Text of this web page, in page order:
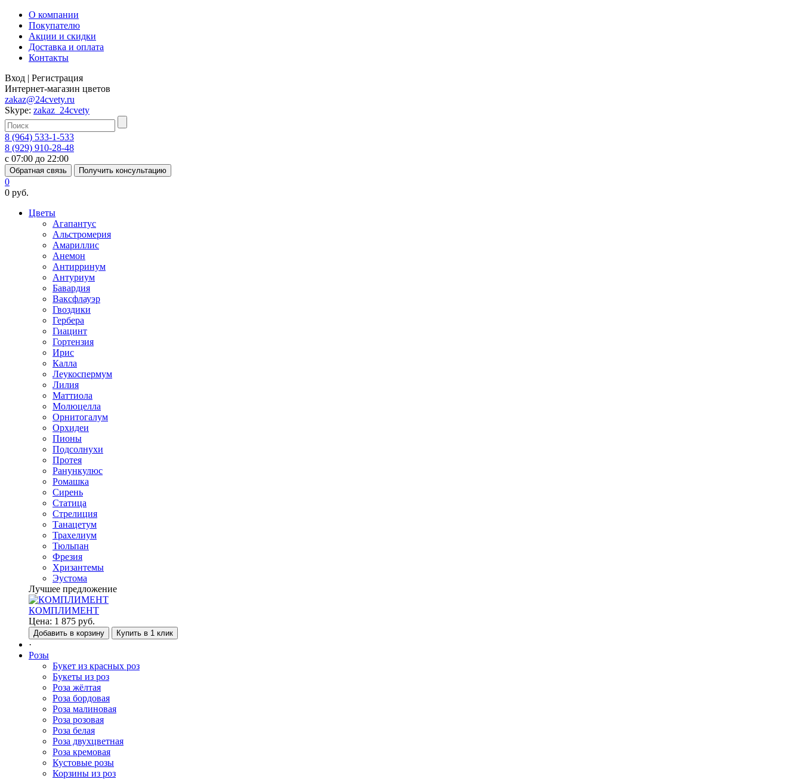
О компании
Покупателю
Акции и скидки
Доставка и оплата
Контакты
Вход | Регистрация
Интернет-магазин цветов
zakaz@24cvety.ru
Skype: zakaz_24cvety
8 (964) 533-1-533
8 (929) 910-28-48
с 07:00 до 22:00
Обратная связь Получить консультацию
0
0 руб.
Цветы
Агапантус
Альстромерия
Амариллис
Анемон
Антирринум
Антуриум
Бавардия
Ваксфлауэр
Гвоздики
Гербера
Гиацинт
Гортензия
Ирис
Калла
Леукоспермум
Лилия
Маттиола
Молюцелла
Орнитогалум
Орхидеи
Пионы
Подсолнухи
Протея
Ранункулюс
Ромашка
Сирень
Статица
Стрелиция
Танацетум
Трахелиум
Тюльпан
Фрезия
Хризантемы
Эустома
Лучшее предложение
КОМПЛИМЕНТ
Цена: 1 875 руб.
Добавить в корзину Купить в 1 клик
·
Розы
Букет из красных роз
Букеты из роз
Роза жёлтая
Роза бордовая
Роза малиновая
Роза розовая
Роза белая
Роза двухцветная
Роза кремовая
Кустовые розы
Корзины из роз